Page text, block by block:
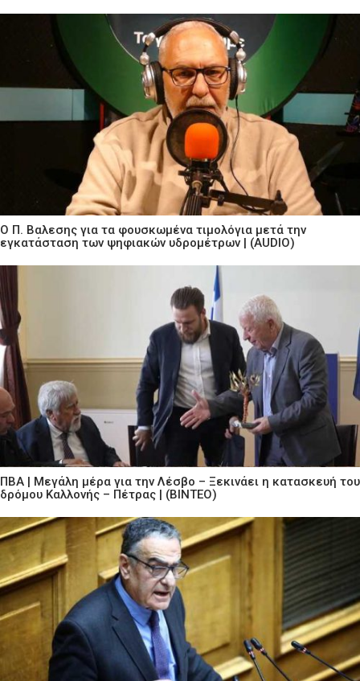
Ο Π. Βαλεσης για τα φουσκωμένα τιμολόγια μετά την
εγκατάσταση των ψηφιακών υδρομέτρων | (AUDIO)
ΠΒΑ | Μεγάλη μέρα για την Λέσβο – Ξεκινάει η κατασκευή του
δρόμου Καλλονής – Πέτρας | (ΒΙΝΤΕΟ)